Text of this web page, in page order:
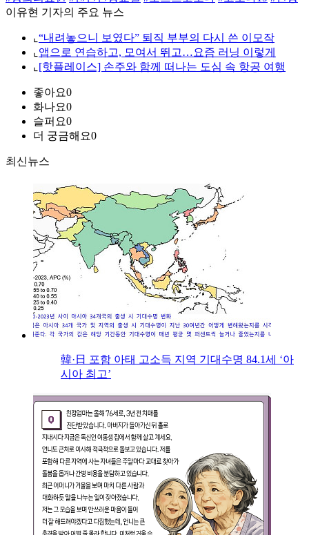
이유현 기자의 주요 뉴스
⌞ “내려놓으니 보였다” 퇴직 부부의 다시 쓴 이모작
⌞ 앱으로 연습하고, 모여서 뛰고…요즘 러닝 이렇게
⌞ [핫플레이스] 손주와 함께 떠나는 도심 속 항공 여행
좋아요0
화나요0
슬퍼요0
더 궁금해요0
최신뉴스
韓·日 포함 아태 고소득 지역 기대수명 84.1세 ‘아
시아 최고’